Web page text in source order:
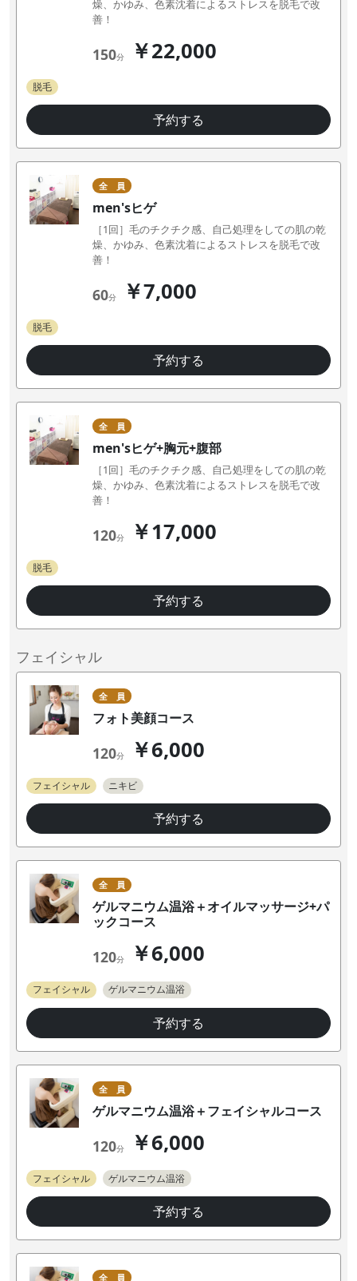
燥、かゆみ、色素沈着によるストレスを脱毛で改
善！
150分 ￥22,000
脱毛
予約する
全 員
men'sヒゲ
［1回］毛のチクチク感、自己処理をしての肌の乾
燥、かゆみ、色素沈着によるストレスを脱毛で改
善！
60分 ￥7,000
脱毛
予約する
全 員
men'sヒゲ+胸元+腹部
［1回］毛のチクチク感、自己処理をしての肌の乾
燥、かゆみ、色素沈着によるストレスを脱毛で改
善！
120分 ￥17,000
脱毛
予約する
フェイシャル
全 員
フォト美顔コース
120分 ￥6,000
フェイシャル ニキビ
予約する
全 員
ゲルマニウム温浴＋オイルマッサージ+パ
ックコース
120分 ￥6,000
フェイシャル ゲルマニウム温浴
予約する
全 員
ゲルマニウム温浴＋フェイシャルコース
120分 ￥6,000
フェイシャル ゲルマニウム温浴
予約する
全 員